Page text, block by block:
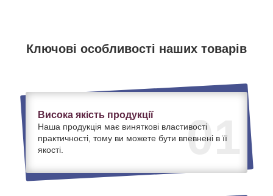
Ключові особливості наших товарів
01
Висока якість продукції
Наша продукція має виняткові властивості
практичності, тому ви можете бути впевнені в її
якості.